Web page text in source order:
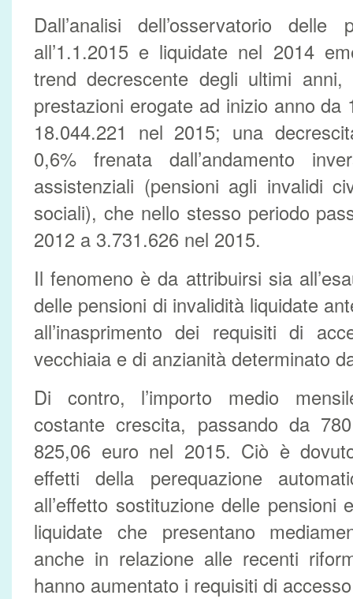
Dall’analisi dell’osservatorio
all’1.1.2015 e liquidate nel 2014
trend decrescente degli ultimi
prestazioni erogate ad inizio anno da
18.044.221 nel 2015; una
0,6% frenata dall’andamento
assistenziali (pensioni agli invalidi
sociali), che nello stesso periodo
2012 a 3.731.626 nel 2015.
Il fenomeno è da attribuirsi sia
delle pensioni di invalidità liquidate
all’inasprimento dei requisiti di
vecchiaia e di anzianità determinato
Di contro, l’importo medio
costante crescita, passando da
825,06 euro nel 2015. Ciò è
effetti della perequazione
all’effetto sostituzione delle pensioni
liquidate che presentano
anche in relazione alle recenti
hanno aumentato i requisiti di